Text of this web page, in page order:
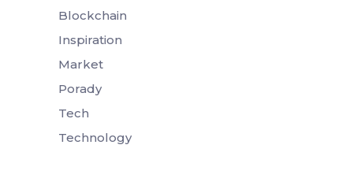
Blockchain
Inspiration
Market
Porady
Tech
Technology